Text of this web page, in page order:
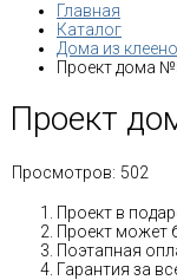
Главная
Каталог
Дома из
Проект дома
Проект
Просмотров: 502
Проект в
Проект может
Поэтапная
Гарантия за